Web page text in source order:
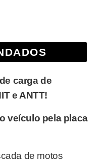
carga de
e ANTT!
veículo pela placa
de motos